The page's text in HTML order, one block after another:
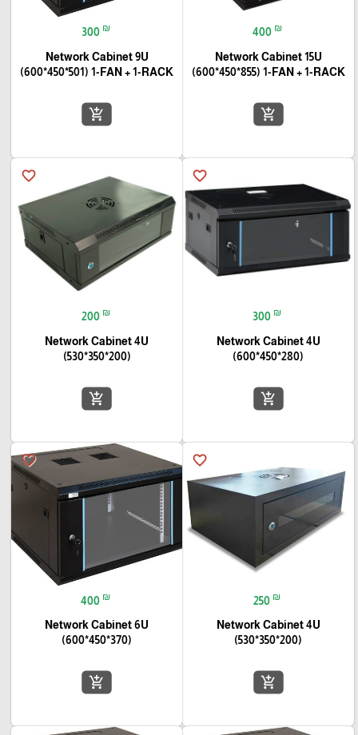
400 ₪
Network Cabinet 15U
(600*450*855) 1-FAN + 1-RACK
add_shopping_cart
300 ₪
Network Cabinet 9U
(600*450*501) 1-FAN + 1-RACK
add_shopping_cart
favorite_border
300 ₪
Network Cabinet 4U
(600*450*280)
add_shopping_cart
favorite_border
200 ₪
Network Cabinet 4U
(530*350*200)
add_shopping_cart
favorite_border
250 ₪
Network Cabinet 4U
(530*350*200)
add_shopping_cart
favorite_border
400 ₪
Network Cabinet 6U
(600*450*370)
add_shopping_cart